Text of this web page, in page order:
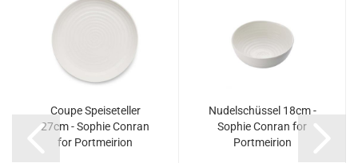
Coupe Speiseteller
27cm - Sophie Conran
for Portmeirion
Nudelschüssel 18cm -
Sophie Conran for
Portmeirion